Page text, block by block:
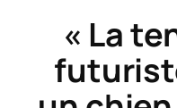
« La